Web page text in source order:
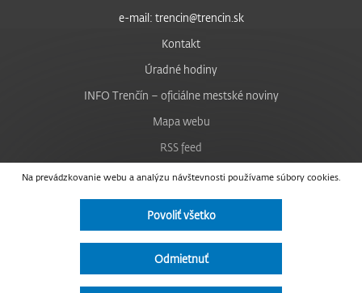
Na prevádzkovanie webu a analýzu návštevnosti používame súbory cookies.
Povoliť všetko
Odmietnuť
e-mail: trencin@trencin.sk
Kontakt
Úradné hodiny
INFO Trenčín – oficiálne mestské noviny
Mapa webu
RSS feed
Nastavenie cookies
Facebook
Instagram
Vyhlásenie o prístupnosti